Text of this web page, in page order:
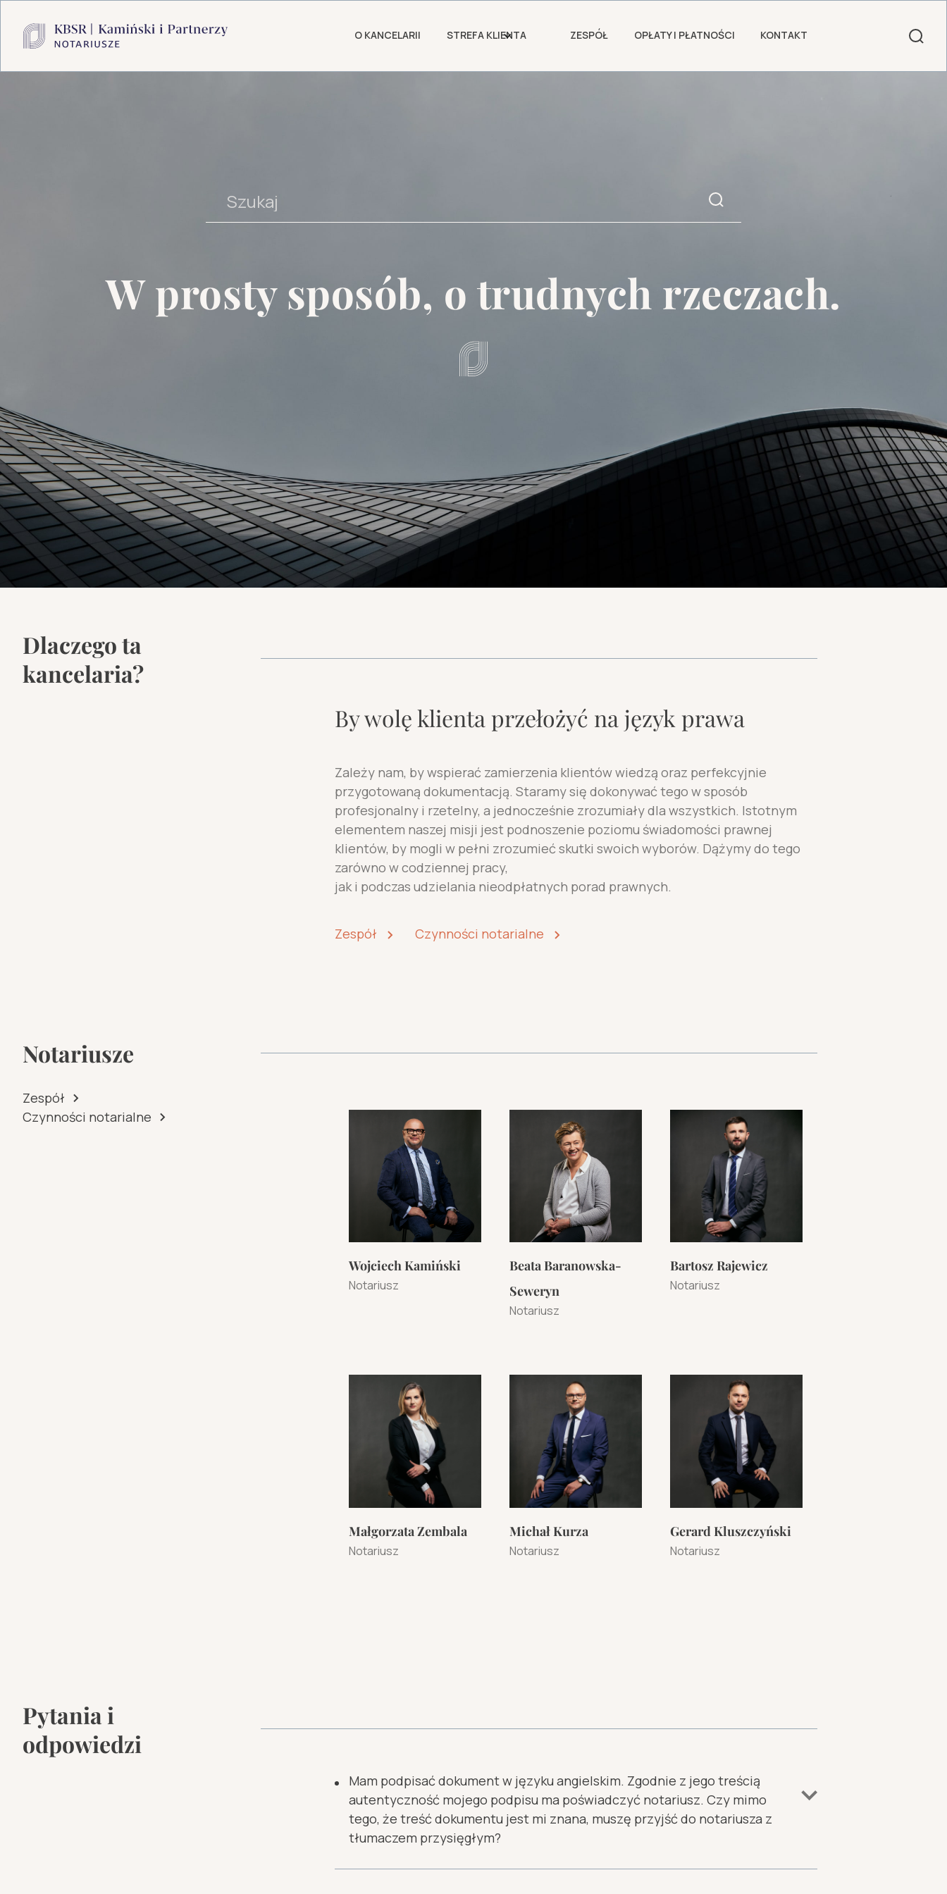
O KANCELARII STREFA KLIENTA ZESPÓŁ OPŁATY I PŁATNOŚCI KONTAKT
W prosty sposób, o trudnych rzeczach.
Dlaczego ta
kancelaria?
By wolę klienta przełożyć na język prawa
Zależy nam, by wspierać zamierzenia klientów wiedzą oraz perfekcyjnie
przygotowaną dokumentacją. Staramy się dokonywać tego w sposób
profesjonalny i rzetelny, a jednocześnie zrozumiały dla wszystkich. Istotnym
elementem naszej misji jest podnoszenie poziomu świadomości prawnej
klientów, by mogli w pełni zrozumieć skutki swoich wyborów. Dążymy do tego
zarówno w codziennej pracy,
jak i podczas udzielania nieodpłatnych porad prawnych.
Zespół Czynności notarialne
Notariusze
Zespół
Czynności notarialne
Wojciech Kamiński
Notariusz
Beata Baranowska-
Seweryn
Notariusz
Bartosz Rajewicz
Notariusz
Małgorzata Zembala
Notariusz
Michał Kurza
Notariusz
Gerard Kluszczyński
Notariusz
Pytania i
odpowiedzi
Mam podpisać dokument w języku angielskim. Zgodnie z jego treścią
autentyczność mojego podpisu ma poświadczyć notariusz. Czy mimo
tego, że treść dokumentu jest mi znana, muszę przyjść do notariusza z
tłumaczem przysięgłym?
Istotą tej czynności jest złożenie własnoręcznego podpisu na dokumencie